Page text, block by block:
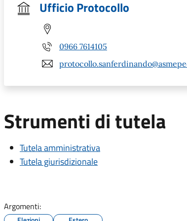
Ufficio Protocollo
0966 7614105
Strumenti di tutela
Tutela amministrativa
Tutela giurisdizionale
Argomenti: